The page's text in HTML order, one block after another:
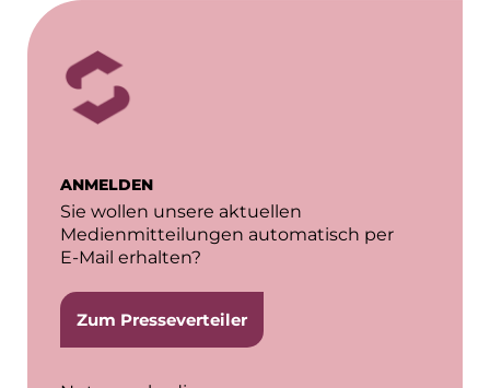
ANMELDEN
Sie wollen unsere aktuellen
Medienmitteilungen automatisch per
E-Mail erhalten?
Zum Presseverteiler